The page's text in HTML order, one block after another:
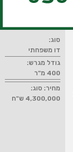
סוג:
דו משפחתי
גודל מגרש:
400 מ"ר
מחיר: סוג:
4,300,000 ש"ח